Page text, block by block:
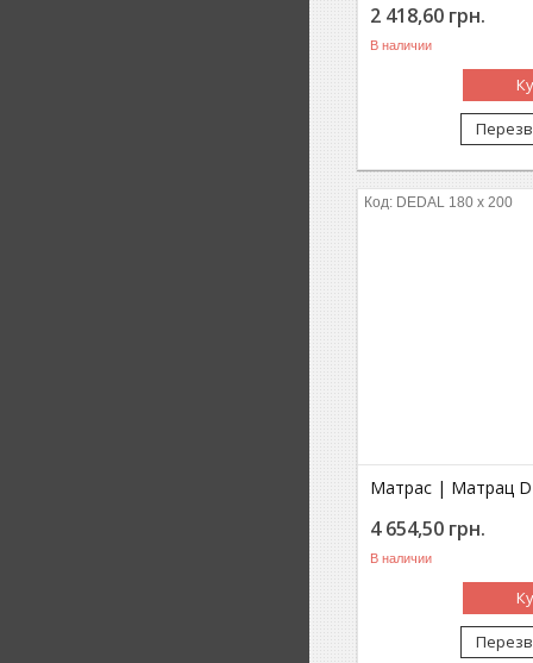
2 418,60 грн.
В наличии
DEDAL 180 x 200
Матрас | Матрац
4 654,50 грн.
В наличии